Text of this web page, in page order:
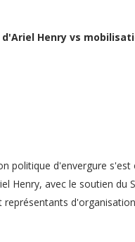
Henry vs
politique d'envergure
Henry, avec le soutien du